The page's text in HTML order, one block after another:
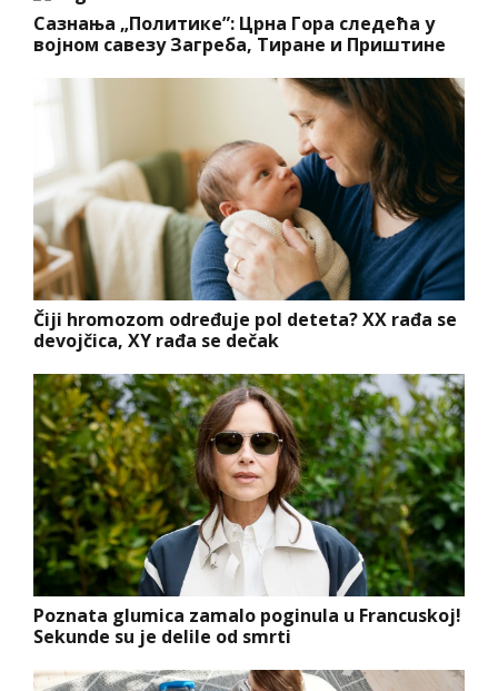
Сазнања „Политике”: Црна Гора следећа у
војном савезу Загреба, Тиране и Приштине
Čiji hromozom određuje pol deteta? XX rađa se
devojčica, XY rađa se dečak
Poznata glumica zamalo poginula u Francuskoj!
Sekunde su je delile od smrti